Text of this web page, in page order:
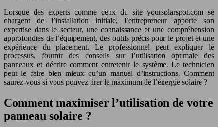
Lorsque des experts comme ceux du site yoursolarspot.com se
chargent de l’installation initiale, l’entrepreneur apporte son
expertise dans le secteur, une connaissance et une compréhension
approfondies de l’équipement, des outils précis pour le projet et une
expérience du placement. Le professionnel peut expliquer le
processus, fournir des conseils sur l’utilisation optimale des
panneaux et décrire comment entretenir le système. Le technicien
peut le faire bien mieux qu’un manuel d’instructions. Comment
saurez-vous si vous pouvez tirer le maximum de l’énergie solaire ?
Comment maximiser l’utilisation de votre
panneau solaire ?